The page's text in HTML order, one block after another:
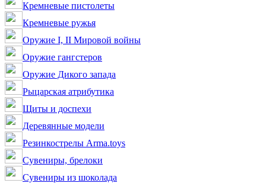
Кремневые пистолеты
Кремневые ружья
Оружие I, II Мировой войны
Оружие гангстеров
Оружие Дикого запада
Рыцарская атрибутика
Щиты и доспехи
Деревянные модели
Резинкострелы Arma.toys
Сувениры, брелоки
Сувениры из шоколада